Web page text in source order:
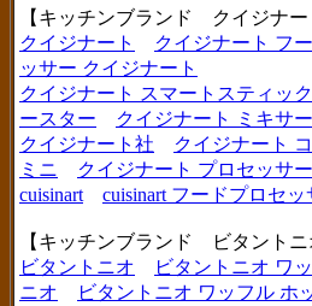
【キッチンブランド クイジナー
クイジナート
クイジナート フ
ッサー クイジナート
クイジナート スマートスティッ
ースター
クイジナート ミキサー
クイジナート社
クイジナート
ミニ
クイジナート プロセッサー
cuisinart
cuisinart フードプロセッ
【キッチンブランド ビタントニ
ビタントニオ
ビタントニオ ワ
ニオ
ビタントニオ ワッフル ホ